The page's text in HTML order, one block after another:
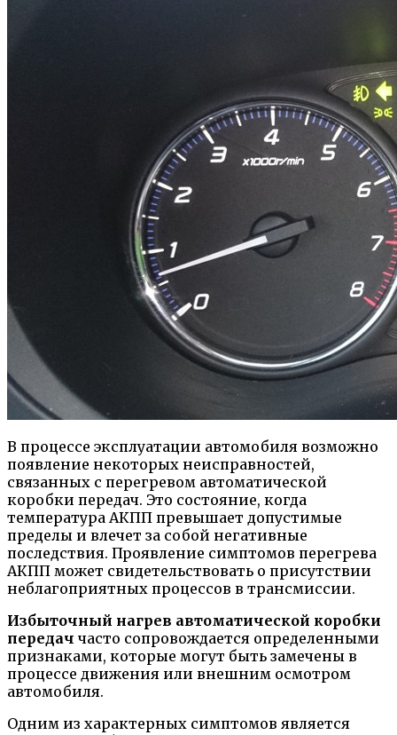
В процессе эксплуатации автомобиля возможно
появление некоторых неисправностей,
связанных с перегревом автоматической
коробки передач. Это состояние, когда
температура АКПП превышает допустимые
пределы и влечет за собой негативные
последствия. Проявление симптомов перегрева
АКПП может свидетельствовать о присутствии
неблагоприятных процессов в трансмиссии.
Избыточный нагрев автоматической коробки
передач часто сопровождается определенными
признаками, которые могут быть замечены в
процессе движения или внешним осмотром
автомобиля.
Одним из характерных симптомов является